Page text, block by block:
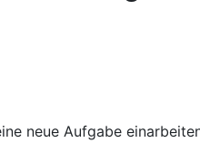
neue Aufgabe